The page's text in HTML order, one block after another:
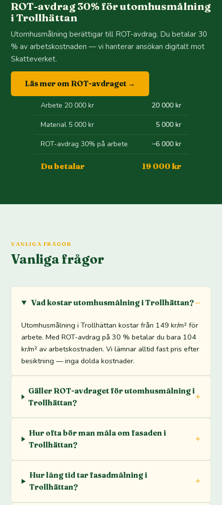
ROT-avdrag 30% för utomhusmålning
i Trollhättan
Utomhusmålning berättigar till ROT-avdrag. Du betalar 30
% av arbetskostnaden — vi hanterar ansökan digitalt mot
Skatteverket.
Läs mer om ROT-avdraget →
Arbete 20 000 kr 20 000 kr
Material 5 000 kr 5 000 kr
ROT-avdrag 30% på arbete −6 000 kr
Du betalar 19 000 kr
VANLIGA FRÅGOR
Vanliga frågor
Vad kostar utomhusmålning i Trollhättan?
Utomhusmålning i Trollhättan kostar från 149 kr/m² för
arbete. Med ROT-avdrag på 30 % betalar du bara 104
kr/m² av arbetskostnaden. Vi lämnar alltid fast pris efter
besiktning — inga dolda kostnader.
Gäller ROT-avdraget för utomhusmålning i
Trollhättan?
Hur ofta bör man måla om fasaden i
Trollhättan?
Hur lång tid tar fasadmålning i
Trollhättan?